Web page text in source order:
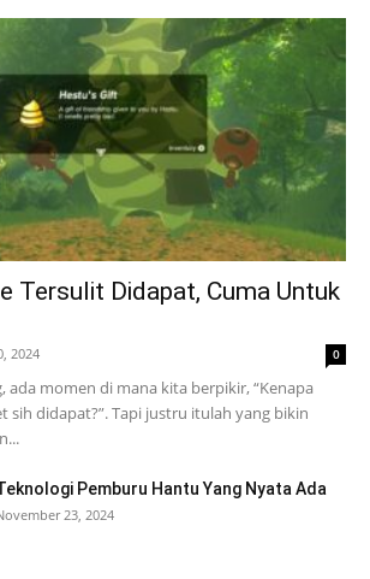
Tersulit Didapat, Cuma Untuk
2024 0
ada momen di mana kita berpikir, “Kenapa
sih didapat?”. Tapi justru itulah yang bikin
Pemburu Hantu Yang Nyata Ada
23, 2024